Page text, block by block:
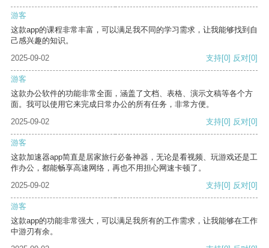
游客
这款app的课程非常丰富，可以满足我不同的学习需求，让我能够找到自
己感兴趣的知识。
2025-09-02
支持[0] 反对[0]
游客
这款办公软件的功能非常全面，涵盖了文档、表格、演示文稿等各个方
面。我可以使用它来完成日常办公的所有任务，非常方便。
2025-09-02
支持[0] 反对[0]
游客
这款加速器app简直是居家旅行必备神器，无论是看视频、玩游戏还是工
作办公，都能畅享高速网络，再也不用担心网速卡顿了。
2025-09-02
支持[0] 反对[0]
游客
这款app的功能非常强大，可以满足我所有的工作需求，让我能够在工作
中游刃有余。